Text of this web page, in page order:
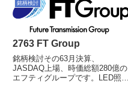
銘柄検討
2763 FT Group
銘柄検討その63月決算、
JASDAQ上場、時価総額280億の
エフティグループです。LED照明